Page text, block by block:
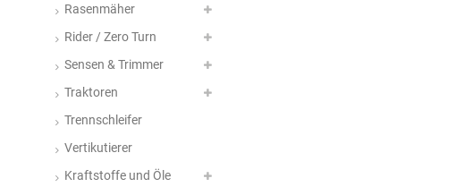
Rasenmäher
Rider / Zero Turn
Sensen & Trimmer
Traktoren
Trennschleifer
Vertikutierer
Kraftstoffe und Öle